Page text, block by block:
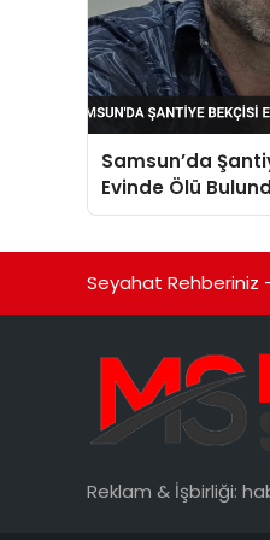
Samsun’da
Evinde Ölü
Seyahat Rehberiniz
Reklam & İşbirliği: